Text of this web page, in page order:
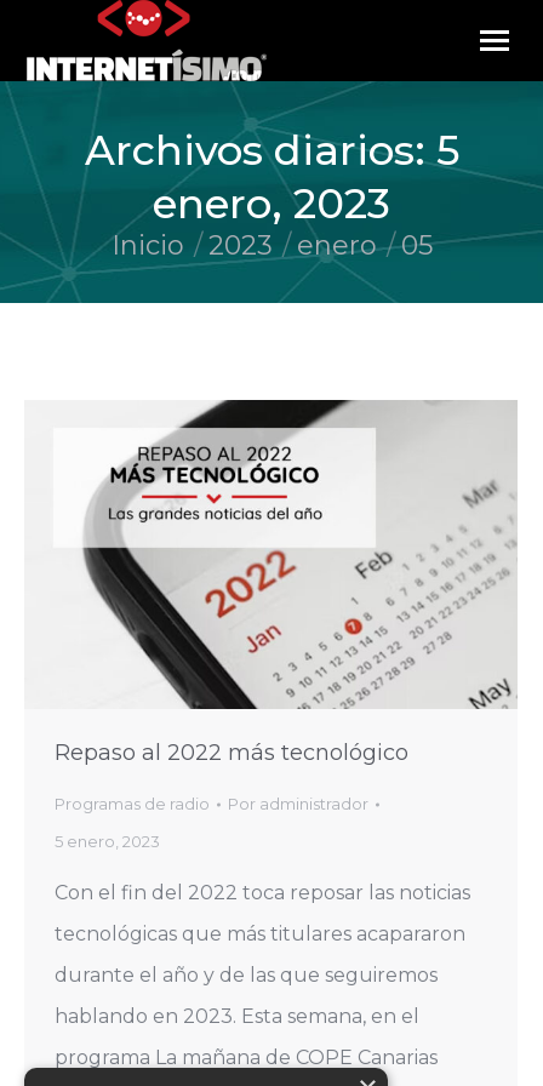
Archivos diarios:5
enero, 2023
Estás aquí:
Inicio 2023 enero 05
Repaso al 2022 más tecnológico
Programas de radio Por administrador
5 enero, 2023
Con el fin del 2022 toca reposar las noticias
tecnológicas que más titulares acapararon
durante el año y de las que seguiremos
hablando en 2023. Esta semana, en el
programa La mañana de COPE Canarias